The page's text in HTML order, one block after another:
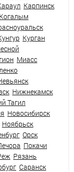
Карпинск
Когалым
Курган
Миасс
Нижнекамск
Тагил
Новосибирск
Ноябрьск
Орск
Покачи
Рязань
Саранск